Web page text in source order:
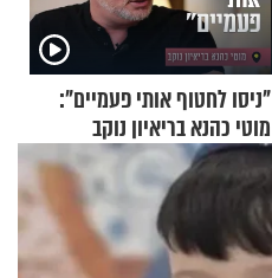
"ניסו לחטוף אותי פעמיים":
מוטי כהנא בריאיון נוקב